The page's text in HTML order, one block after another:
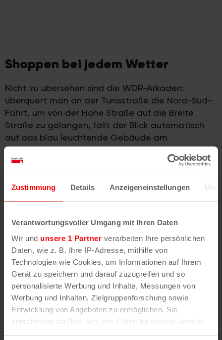
Zustimmung Details Anzeigeneinstellungen
Verantwortungsvoller Umgang mit Ihren Daten
Wir und unsere 1 Partner verarbeiten Ihre persönlichen
Daten, wie z. B. Ihre IP-Adresse, mithilfe von
Technologien wie Cookies, um Informationen auf Ihrem
Gerät zu speichern und darauf zuzugreifen und so
personalisierte Werbung und Inhalte, Messungen von
Werbung und Inhalten, Zielgruppenforschung sowie
Entwicklung von Angeboten zu ermöglichen. Sie
entscheiden darüber, wer Ihre Daten für welche Zwecke
nutzt. Sie können Ihre Einwilligung jederzeit über die
Shoppen bei jedem Wetter
Nicht zu übersehen sind die WDR-Arkaden:
überquert man an der Tunisstraße die Nord-Süd-
Fahrt, um von der Hohe Straße auf die Breite
Straße zu gelangen, fällt der Blick automatisch
auf das blau leuchtende Gebäude am
Straßenrand. Dessen Fassade wird weithin
sichtbar geschmückt von der orangefarbenes
Maus aus der Sendung mit der Maus. Hier lässt
sich, wie auch in den Opern Passagen oder im
Quincy ganzjährig wetterunabhängig shoppen.
Und wer eine Stärkung benötigt, der hat auf der
Breite Straße kulinarisch eine recht große
Auswahl: Kölsch vom Fass und rheinische Kost
servieren dasRestaurant Schmittchenund der
Bieresel. Außerdem befindet sich am Willy-
Millowitsch-Platz mitCurry B.eine der
beliebtesten Pommesbuden der Stadt.
Auf einen Blick